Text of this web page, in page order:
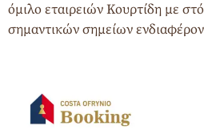
όμιλο εταιρειών Κουρτίδη με
σημαντικών σημείων